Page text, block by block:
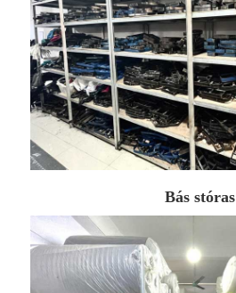
Bás stóras